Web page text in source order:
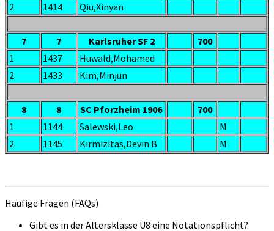
2
1414 Qiu,Xinyan
7 7 Karlsruher SF 2
700
1
1437
Huwald,Mohamed
2
1433 Kim,Minjun
8 8 SC Pforzheim 1906
700
1
1144 Salewski,Leo
M
2
1145 Kirmizitas,Devin B M
Häufige Fragen (FAQs)
Gibt es in der Altersklasse U8 eine Notationspflicht?